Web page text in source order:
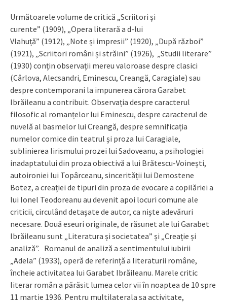
Următoarele volume de critică „Scriitori și
curente” (1909), „Opera literară a d-lui
Vlahuță” (1912), „Note și impresii” (1920), „După război”
(1921), „Scriitori români și străini” (1926), „Studii literare”
(1930) conțin observații mereu valoroase despre clasici
(Cârlova, Alecsandri, Eminescu, Creangă, Caragiale) sau
despre contemporani la impunerea cărora Garabet
Ibrăileanu a contribuit. Observația despre caracterul
filosofic al romanțelor lui Eminescu, despre caracterul de
nuvelă al basmelor lui Creangă, despre semnificația
numelor comice din teatrul și proza lui Caragiale,
sublinierea lirismului prozei lui Sadoveanu, a psihologiei
inadaptatului din proza obiectivă a lui Brătescu-Voinești,
autoironiei lui Topârceanu, sincerității lui Demostene
Botez, a creației de tipuri din proza de evocare a copilăriei a
lui Ionel Teodoreanu au devenit apoi locuri comune ale
criticii, circulând detașate de autor, ca niște adevăruri
necesare. Două eseuri originale, de răsunet ale lui Garabet
Ibrăileanu sunt „Literatura și societatea” și „Creație și
analiză”. Romanul de analiză a sentimentului iubirii
„Adela” (1933), operă de referință a literaturii române,
încheie activitatea lui Garabet Ibrăileanu. Marele critic
literar român a părăsit lumea celor vii în noaptea de 10 spre
11 martie 1936. Pentru multilaterala sa activitate,